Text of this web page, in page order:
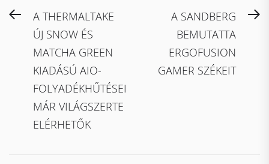
Bejegyzés
navigáció
PreviousA THERMALTAKE
ÚJ SNOW ÉS
MATCHA GREEN
KIADÁSÚ AIO-
FOLYADÉKHŰTÉSEI
MÁR VILÁGSZERTE
ELÉRHETŐK
A SANDBERG
BEMUTATTA
ERGOFUSION
GAMER SZÉKEIT